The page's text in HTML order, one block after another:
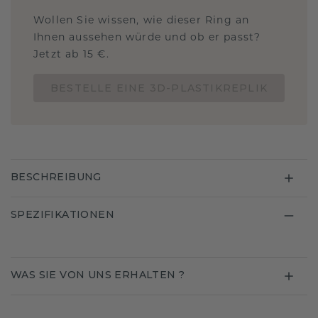
Wollen Sie wissen, wie dieser Ring an
Ihnen aussehen würde und ob er passt?
Jetzt ab 15 €.
BESCHREIBUNG
SPEZIFIKATIONEN
WAS SIE VON UNS ERHALTEN ?